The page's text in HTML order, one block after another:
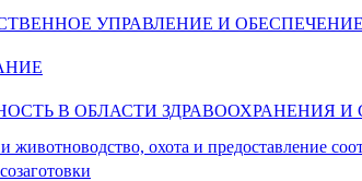
УПРАВЛЕНИЕ И
В ОБЛАСТИ ЗДРАВООХРАНЕНИЯ
животноводство, охота и предоставление